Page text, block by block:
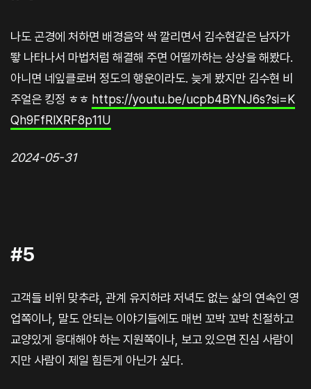
나도 곤경에 처하면 배경음악 싹 깔리면서 김수현같은 남자가
뙇 나타나서 마법처럼 해결해 주면 어떨까하는 상상을 해봤다.
아니면 네잎클로버 정도의 행운이라도. 늦게 봤지만 김수현 비
주얼은 킹정 ㅎㅎ https://youtu.be/ucpb4BYNJ6s?si=K
Qh9FfRlXRF8p11U
2024-05-31
#5
고객들 비위 맞추랴, 관계 유지하랴 저녁도 없는 삶의 연속인 영
업쪽이나, 말도 안되는 이야기들에도 매번 꼬박 꼬박 친절하고
교양있게 응대해야 하는 지원쪽이나, 보고 있으면 진심 사람이
지만 사람이 제일 힘든게 아닌가 싶다.